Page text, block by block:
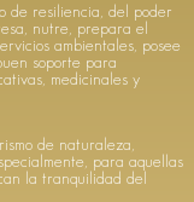
de resiliencia, del poder
nutre, prepara el
ambientales, posee
soporte para
medicinales y
de naturaleza,
para aquellas
la tranquilidad del